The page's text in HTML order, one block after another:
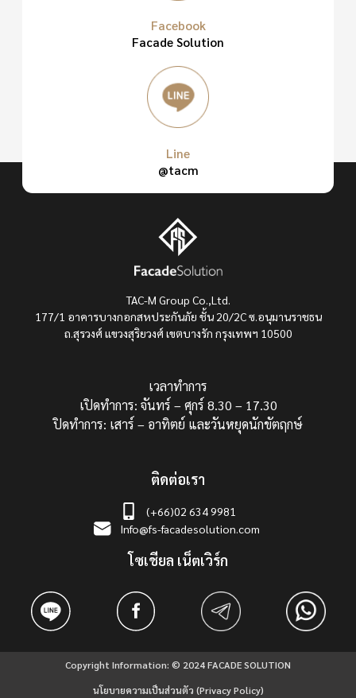
Facebook
Facade Solution
Line
@tacm
TAC-M Group Co.,Ltd.
177/1 อาคารบางกอกสหประกันภัย ชั้น 20/2C ซ.อนุมานราชธน
ถ.สุรวงศ์ แขวงสุริยวงศ์ เขตบางรัก กรุงเทพฯ 10500
เวลาทำการ
เปิดทำการ: จันทร์ – ศุกร์ 8.30 – 17.30
ปิดทำการ: เสาร์ – อาทิตย์ และวันหยุดนักขัตฤกษ์
ติดต่อเรา
(+66)02 634 9981
Info@fs-facadesolution.com
โซเชียล เน็ตเวิร์ก
Copyright Information: © 2024 FACADE SOLUTION
นโยบายความเป็นส่วนตัว (Privacy Policy)